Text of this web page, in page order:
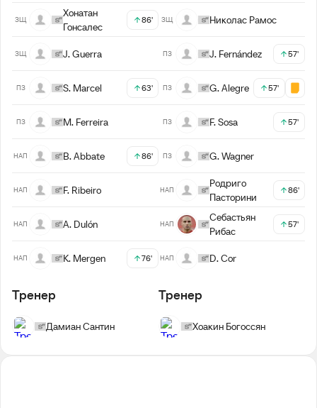
ЗЩ
Хонатан
Гонсалес
86'
ЗЩ J. Guerra
ПЗ S. Marcel 63'
ПЗ M. Ferreira
НАП B. Abbate 86'
НАП F. Ribeiro
НАП A. Dulón
НАП K. Mergen 76'
ЗЩ Николас Рамос
ПЗ J. Fernández 57'
ПЗ G. Alegre 57'
ПЗ F. Sosa 57'
ПЗ G. Wagner
НАП
Родриго
Пасторини
86'
НАП
Себастьян
Рибас
57'
НАП D. Cor
Тренер
Дамиан Сантин
Тренер
Хоакин Богоссян